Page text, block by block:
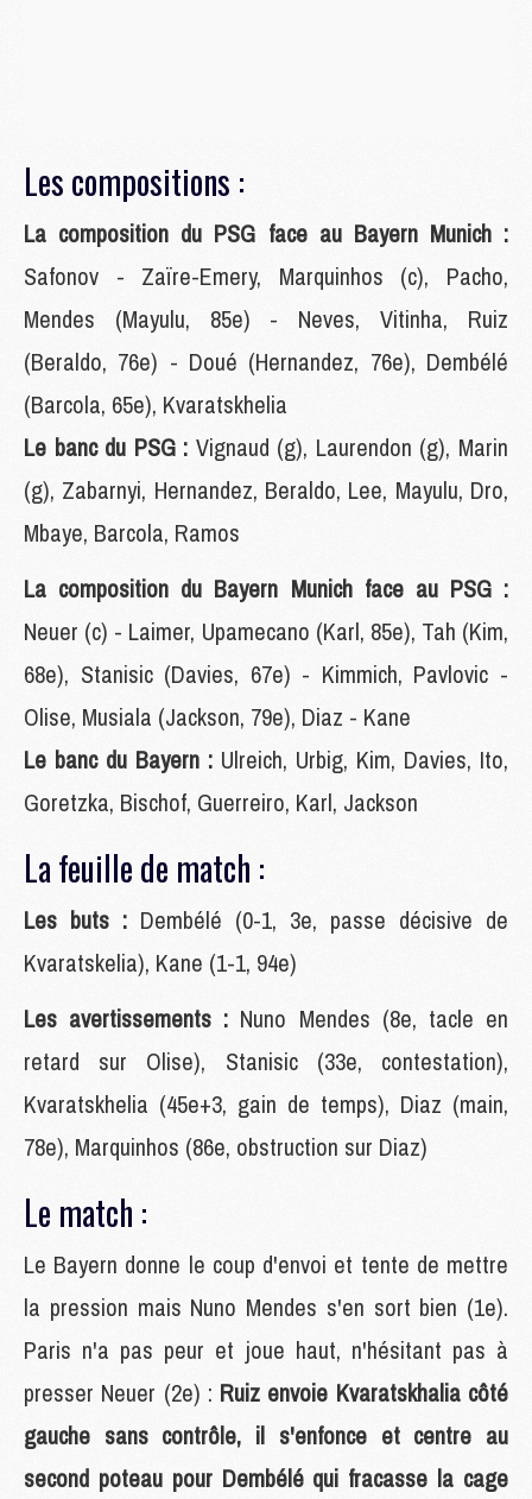
Les compositions :
La composition du PSG face au Bayern Munich :
Safonov - Zaïre-Emery, Marquinhos (c), Pacho,
Mendes (Mayulu, 85e) - Neves, Vitinha, Ruiz
(Beraldo, 76e) - Doué (Hernandez, 76e), Dembélé
(Barcola, 65e), Kvaratskhelia
Le banc du PSG : Vignaud (g), Laurendon (g), Marin
(g), Zabarnyi, Hernandez, Beraldo, Lee, Mayulu, Dro,
Mbaye, Barcola, Ramos
La composition du Bayern Munich face au PSG :
Neuer (c) - Laimer, Upamecano (Karl, 85e), Tah (Kim,
68e), Stanisic (Davies, 67e) - Kimmich, Pavlovic -
Olise, Musiala (Jackson, 79e), Diaz - Kane
Le banc du Bayern : Ulreich, Urbig, Kim, Davies, Ito,
Goretzka, Bischof, Guerreiro, Karl, Jackson
La feuille de match :
Les buts : Dembélé (0-1, 3e, passe décisive de
Kvaratskelia), Kane (1-1, 94e)
Les avertissements : Nuno Mendes (8e, tacle en
retard sur Olise), Stanisic (33e, contestation),
Kvaratskhelia (45e+3, gain de temps), Diaz (main,
78e), Marquinhos (86e, obstruction sur Diaz)
Le match :
Le Bayern donne le coup d'envoi et tente de mettre
la pression mais Nuno Mendes s'en sort bien (1e).
Paris n'a pas peur et joue haut, n'hésitant pas à
presser Neuer (2e) : Ruiz envoie Kvaratskhalia côté
gauche sans contrôle, il s'enfonce et centre au
second poteau pour Dembélé qui fracasse la cage